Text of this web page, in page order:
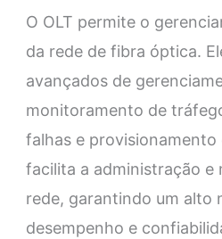
O OLT permite o
da rede de fibra óptica.
avançados de
monitoramento de
falhas e provisionamento
facilita a administração e
rede, garantindo um alto
desempenho e